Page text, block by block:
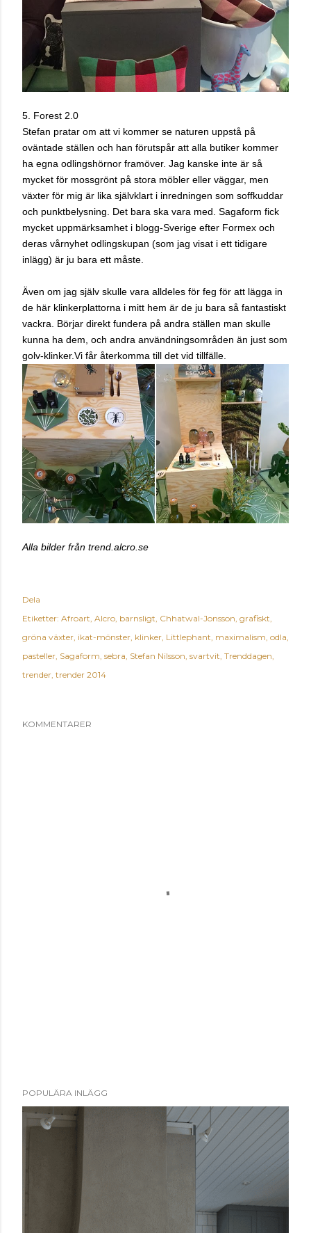
5. Forest 2.0
Stefan pratar om att vi kommer se naturen uppstå på
oväntade ställen och han förutspår att alla butiker kommer
ha egna odlingshörnor framöver. Jag kanske inte är så
mycket för mossgrönt på stora möbler eller väggar, men
växter för mig är lika självklart i inredningen som soffkuddar
och punktbelysning. Det bara ska vara med. Sagaform fick
mycket uppmärksamhet i blogg-Sverige efter Formex och
deras vårnyhet odlingskupan (som jag visat i ett tidigare
inlägg) är ju bara ett måste.
Även om jag själv skulle vara alldeles för feg för att lägga in
de här klinkerplattorna i mitt hem är de ju bara så fantastiskt
vackra. Börjar direkt fundera på andra ställen man skulle
kunna ha dem, och andra användningsområden än just som
golv-klinker.Vi får återkomma till det vid tillfälle.
Alla bilder från trend.alcro.se
Dela
Etiketter: Afroart Alcro barnsligt Chhatwal-Jonsson grafiskt
gröna växter ikat-mönster klinker Littlephant maximalism odla
pasteller Sagaform sebra Stefan Nilsson svartvit Trenddagen
trender trender 2014
KOMMENTARER
POPULÄRA INLÄGG